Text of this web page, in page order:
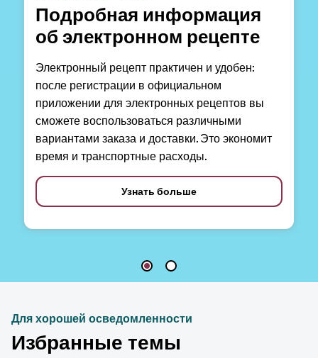
Подробная информация
об электронном рецепте
Электронный рецепт практичен и удобен:
после регистрации в официальном
приложении для электронных рецептов вы
сможете воспользоваться различными
вариантами заказа и доставки. Это экономит
время и транспортные расходы.
Узнать больше
Для хорошей осведомленности
Избранные темы